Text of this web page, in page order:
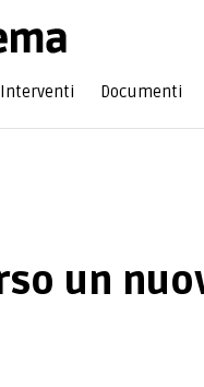
Interventi Documenti
un